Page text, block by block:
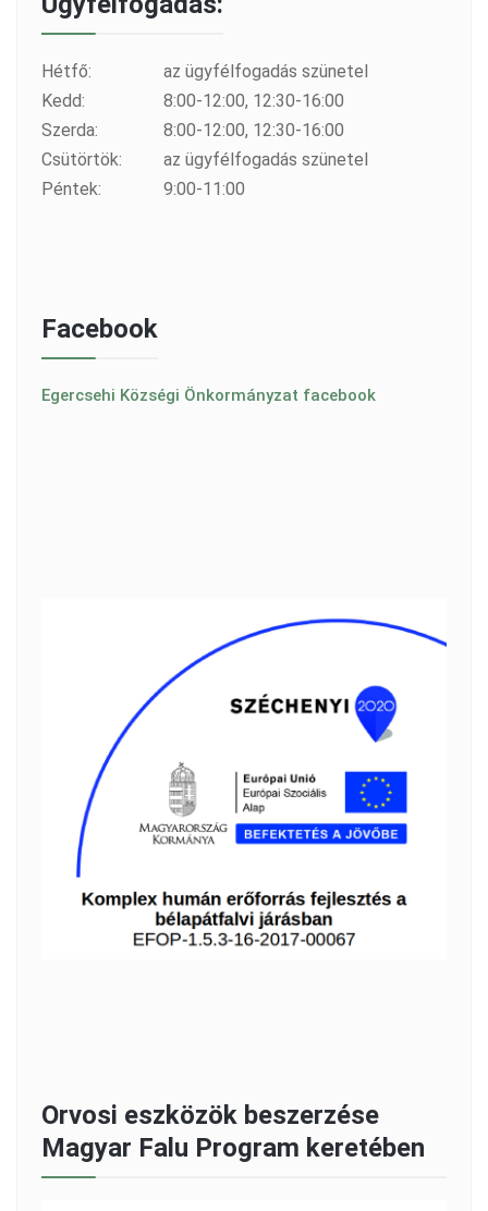
Hétfő:
az ügyfélfogadás szünetel
Kedd:
8:00-12:00, 12:30-16:00
Szerda:
8:00-12:00, 12:30-16:00
Csütörtök:
az ügyfélfogadás szünetel
Péntek:
9:00-11:00
Facebook
Egercsehi Községi Önkormányzat facebook
Orvosi eszközök beszerzése
Magyar Falu Program keretében